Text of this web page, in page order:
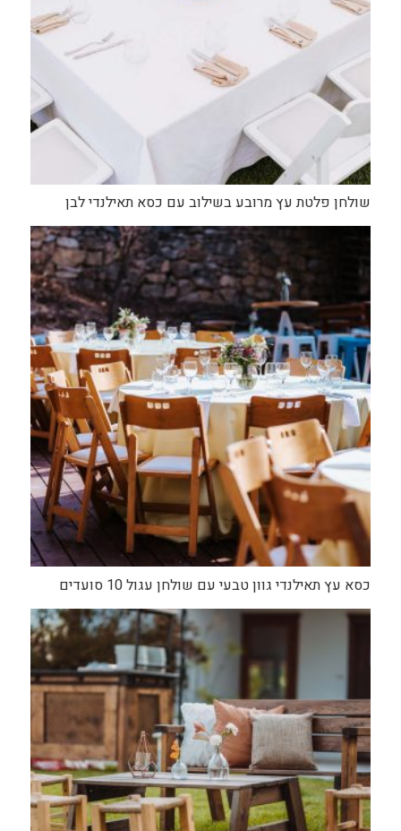
שולחן פלטת עץ מרובע בשילוב עם כסא תאילנדי לבן
כסא עץ תאילנדי גוון טבעי עם שולחן עגול 10 סועדים